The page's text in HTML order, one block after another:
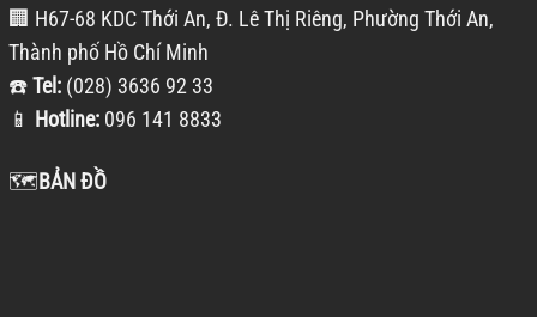
🏢 H67-68 KDC Thới An, Đ. Lê Thị Riêng, Phường Thới An,
Thành phố Hồ Chí Minh
☎️Tel: (028) 3636 92 33
📱 Hotline: 096 141 8833
🗺️BẢN ĐỒ